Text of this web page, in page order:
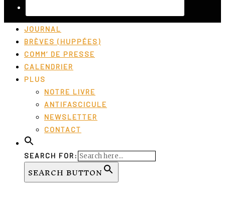
JOURNAL
BRÈVES (HUPPÉES)
COMM’ DE PRESSE
CALENDRIER
PLUS
NOTRE LIVRE
ANTIFASCICULE
NEWSLETTER
CONTACT
SEARCH FOR:
SEARCH BUTTON